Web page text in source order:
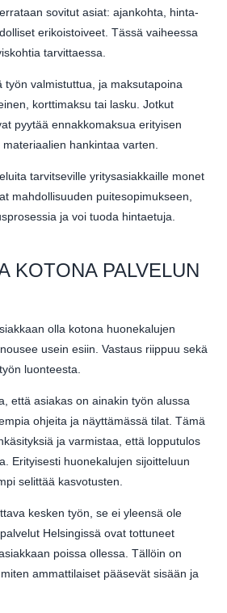
sovitut asiat: ajankohta, hinta-
erikoistoiveet. Tässä vaiheessa
tarvittaessa.
työn valmistuttua, ja maksutapoina
korttimaksu tai lasku. Jotkut
pyytää ennakkomaksua erityisen
hankintaa varten.
tarvitseville yritysasiakkaille monet
mahdollisuuden puitesopimukseen,
ja voi tuoda hintaetuja.
KOTONA PALVELUN
olla kotona huonekalujen
usein esiin. Vastaus riippuu sekä
luonteesta.
että asiakas on ainakin työn alussa
ohjeita ja näyttämässä tilat. Tämä
ja varmistaa, että lopputulos
Erityisesti huonekalujen sijoitteluun
selittää kasvotusten.
kesken työn, se ei yleensä ole
Helsingissä ovat tottuneet
poissa ollessa. Tällöin on
ammattilaiset pääsevät sisään ja